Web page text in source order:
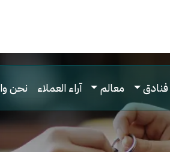
فنادق معالم آراء العملاء نحن